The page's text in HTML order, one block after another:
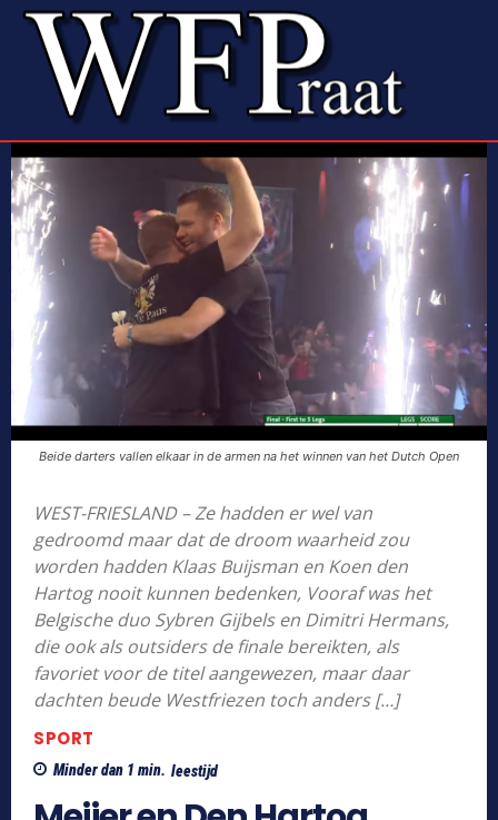
Beide darters vallen elkaar in de armen na het winnen van het Dutch Open
WEST-FRIESLAND – Ze hadden er wel van
gedroomd maar dat de droom waarheid zou
worden hadden Klaas Buijsman en Koen den
Hartog nooit kunnen bedenken, Vooraf was het
Belgische duo Sybren Gijbels en Dimitri Hermans,
die ook als outsiders de finale bereikten, als
favoriet voor de titel aangewezen, maar daar
dachten beude Westfriezen toch anders […]
SPORT
Minder dan 1 min. leestijd